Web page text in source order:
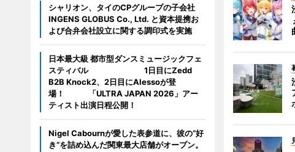
シャリオン、タイのCPグループの子会社
INGENS GLOBUS Co., Ltd. と資本提携お
よび合弁会社設立に関する調印式を実施
日本最大級 都市型ダンスミュージックフェ
スティバル 1日目にZedd
B2B Knock2、2日目にAlessoが登
場！ 「ULTRA JAPAN 2026」アー
ティスト出演日程公開！
Nigel Cabournが愛した表参道に、彼の“好
き”を詰め込んだ関東最大店舗がオープン。